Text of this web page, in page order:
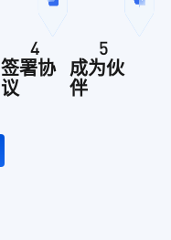
4
签署协
议
5
成为伙
伴